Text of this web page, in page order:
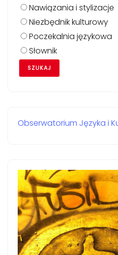
Nawiązania i stylizacje
Niezbędnik kulturowy
Poczekalnia językowa
Słownik
Obserwatorium Języka i